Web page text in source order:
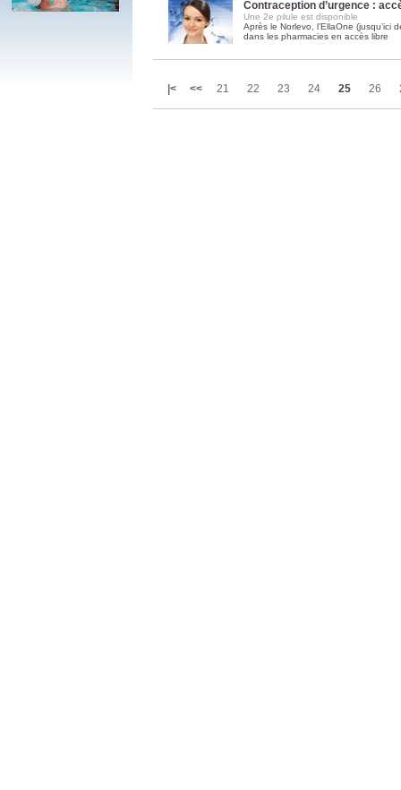
Contraception d’urgence :
Une 2e pilule est disponible
Après le Norlevo, l’EllaOne (jusqu’ici
dans les pharmacies en accès libre
|< << 21 22 23 24 25 26